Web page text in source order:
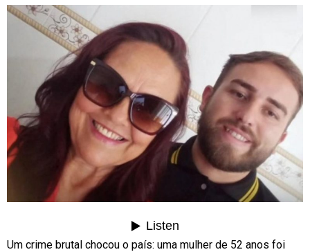
Um crime brutal chocou o país: uma mulher de 52 anos foi